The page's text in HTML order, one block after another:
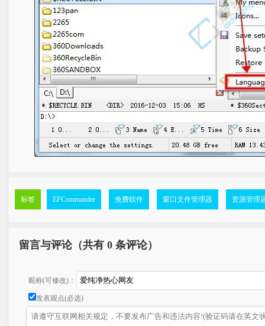
标签 EFCommander 免费软件 窗口文件管理器 资源管理
留言与评论（共有 0 条评论）
昵称(可修改)：
发表观点(必选)